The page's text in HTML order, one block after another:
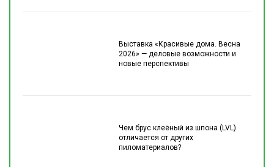
Выставка «Красивые дома. Весна
2026» — деловые возможности и
новые перспективы
Чем брус клеёный из шпона (LVL)
отличается от других
пиломатериалов?